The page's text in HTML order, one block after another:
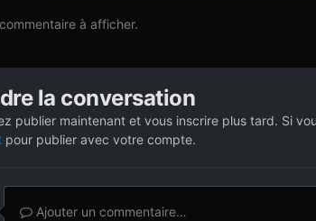
à afficher.
la conversation
publier maintenant et vous inscrire plus tard. Si
pour publier avec votre compte.
Ajouter un commentaire…